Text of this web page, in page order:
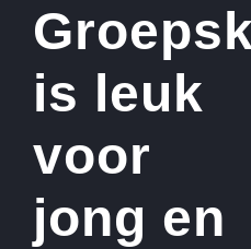
is leuk
voor
jong en